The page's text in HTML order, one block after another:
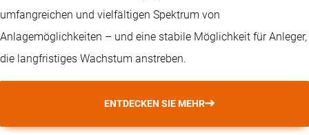
umfangreichen und vielfältigen Spektrum von
Anlagemöglichkeiten – und eine stabile Möglichkeit für Anleger,
die langfristiges Wachstum anstreben.
ENTDECKEN SIE MEHR